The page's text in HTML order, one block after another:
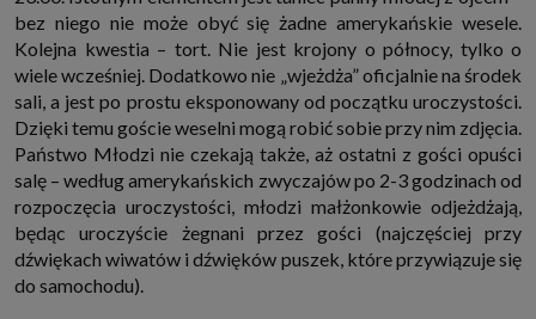
bez niego nie może obyć się żadne amerykańskie wesele.
Kolejna kwestia – tort. Nie jest krojony o północy, tylko o
wiele wcześniej. Dodatkowo nie „wjeżdża” oficjalnie na środek
sali, a jest po prostu eksponowany od początku uroczystości.
Dzięki temu goście weselni mogą robić sobie przy nim zdjęcia.
Państwo Młodzi nie czekają także, aż ostatni z gości opuści
salę – według amerykańskich zwyczajów po 2-3 godzinach od
rozpoczęcia uroczystości, młodzi małżonkowie odjeżdżają,
będąc uroczyście żegnani przez gości (najczęściej przy
dźwiękach wiwatów i dźwięków puszek, które przywiązuje się
do samochodu).